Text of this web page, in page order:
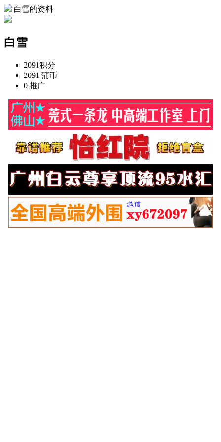
白雪的资料
白雪
2091积分
2091 蒲币
0 推广